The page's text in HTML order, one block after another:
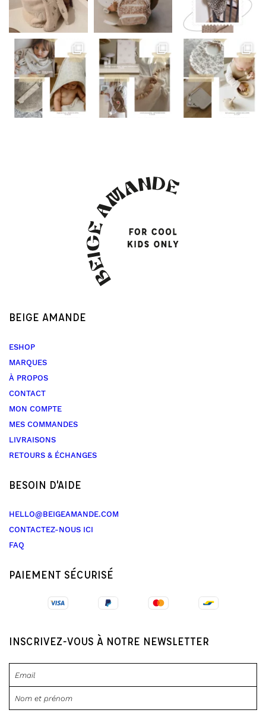
BEIGE AMANDE
ESHOP
MARQUES
À PROPOS
CONTACT
MON COMPTE
MES COMMANDES
LIVRAISONS
RETOURS & ÉCHANGES
BESOIN D'AIDE
HELLO@BEIGEAMANDE.COM
CONTACTEZ-NOUS ICI
FAQ
PAIEMENT SÉCURISÉ
INSCRIVEZ-VOUS À NOTRE NEWSLETTER